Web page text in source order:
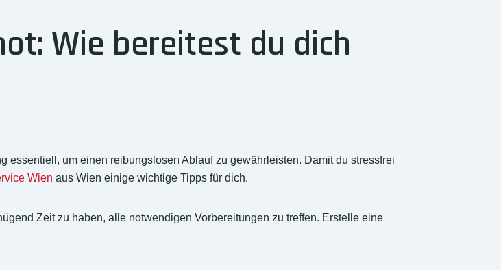
Wie bereitest du dich
um einen reibungslosen Ablauf zu gewährleisten. Damit du stressfrei
Wien aus Wien einige wichtige Tipps für dich.
Zeit zu haben, alle notwendigen Vorbereitungen zu treffen. Erstelle eine